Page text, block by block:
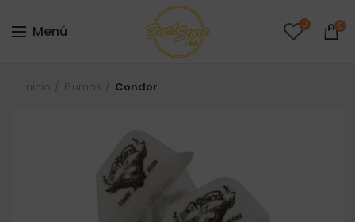
Menú 0 0
Inicio Plumas Condor